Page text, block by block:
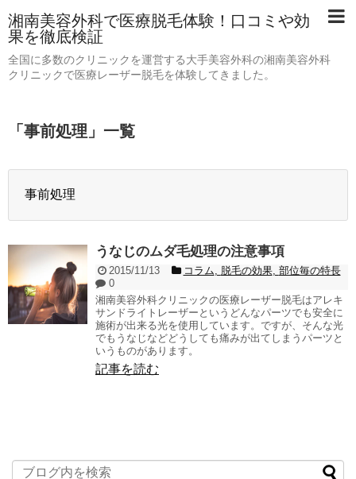
湘南美容外科で医療脱毛体験！口コミや効
果を徹底検証
全国に多数のクリニックを運営する大手美容外科の湘南美容外科
クリニックで医療レーザー脱毛を体験してきました。
「 事前処理 」 一覧
事前処理
うなじのムダ毛処理の注意事項
2015/11/13 コラム, 脱毛の効果, 部位毎の特長
0
湘南美容外科クリニックの医療レーザー脱毛はアレキ
サンドライトレーザーというどんなパーツでも安全に
施術が出来る光を使用しています。ですが、そんな光
でもうなじなどどうしても痛みが出てしまうパーツと
いうものがあります。
記事を読む